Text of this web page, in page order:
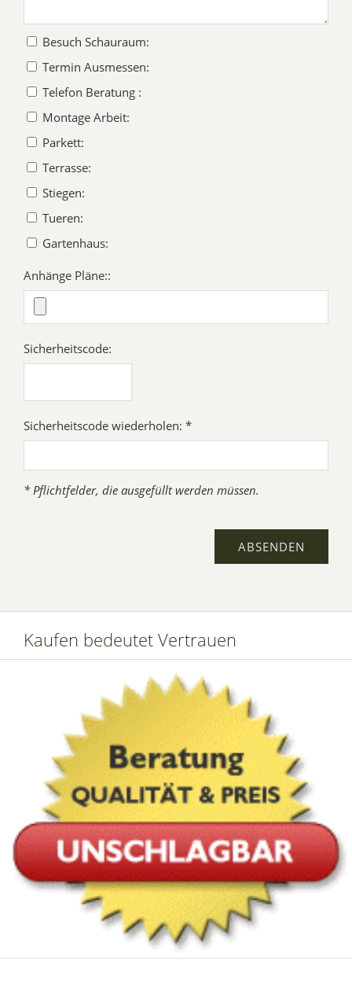
Besuch Schauraum:
Termin Ausmessen:
Telefon Beratung :
Montage Arbeit:
Parkett:
Terrasse:
Stiegen:
Tueren:
Gartenhaus:
Anhänge Pläne::
Sicherheitscode:
Sicherheitscode wiederholen: *
* Pflichtfelder, die ausgefüllt werden müssen.
Kaufen bedeutet Vertrauen